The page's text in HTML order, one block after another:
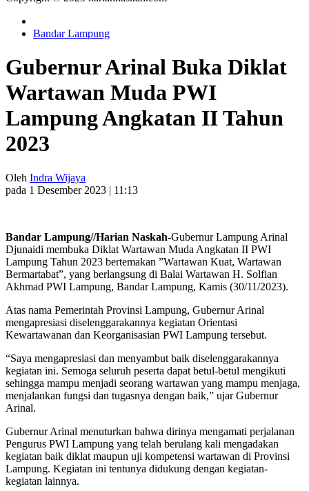
Bandar Lampung
Gubernur Arinal Buka Diklat
Wartawan Muda PWI
Lampung Angkatan II Tahun
2023
Oleh Indra Wijaya
pada 1 Desember 2023 | 11:13
Bandar Lampung//Harian Naskah-Gubernur Lampung Arinal
Djunaidi membuka Diklat Wartawan Muda Angkatan II PWI
Lampung Tahun 2023 bertemakan ”Wartawan Kuat, Wartawan
Bermartabat”, yang berlangsung di Balai Wartawan H. Solfian
Akhmad PWI Lampung, Bandar Lampung, Kamis (30/11/2023).
Atas nama Pemerintah Provinsi Lampung, Gubernur Arinal
mengapresiasi diselenggarakannya kegiatan Orientasi
Kewartawanan dan Keorganisasian PWI Lampung tersebut.
“Saya mengapresiasi dan menyambut baik diselenggarakannya
kegiatan ini. Semoga seluruh peserta dapat betul-betul mengikuti
sehingga mampu menjadi seorang wartawan yang mampu menjaga,
menjalankan fungsi dan tugasnya dengan baik,” ujar Gubernur
Arinal.
Gubernur Arinal menuturkan bahwa dirinya mengamati perjalanan
Pengurus PWI Lampung yang telah berulang kali mengadakan
kegiatan baik diklat maupun uji kompetensi wartawan di Provinsi
Lampung. Kegiatan ini tentunya didukung dengan kegiatan-
kegiatan lainnya.